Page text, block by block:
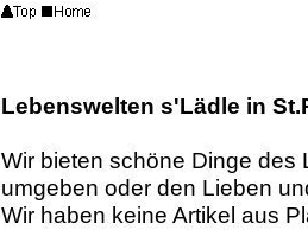
Lebenswelten s'Lädle in
Wir bieten schöne Dinge des
umgeben oder den Lieben
Wir haben keine Artikel aus